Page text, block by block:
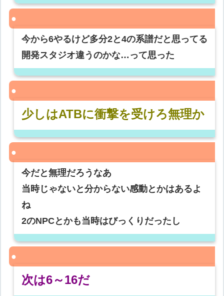
今から6やるけど多分2と4の系譜だと思ってる
開発スタジオ違うのかな…って思った
少しはATBに衝撃を受けろ無理か
今だと無理だろうなあ
当時じゃないと分からない感動とかはあるよ
ね
2のNPCとかも当時はびっくりだったし
次は6～16だ